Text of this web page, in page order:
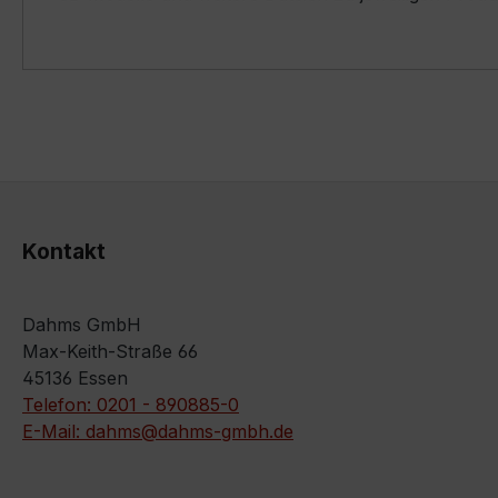
Kontakt
Dahms GmbH
Max-Keith-Straße 66
45136 Essen
Telefon: 0201 - 890885-0
E-Mail: dahms@dahms-gmbh.de